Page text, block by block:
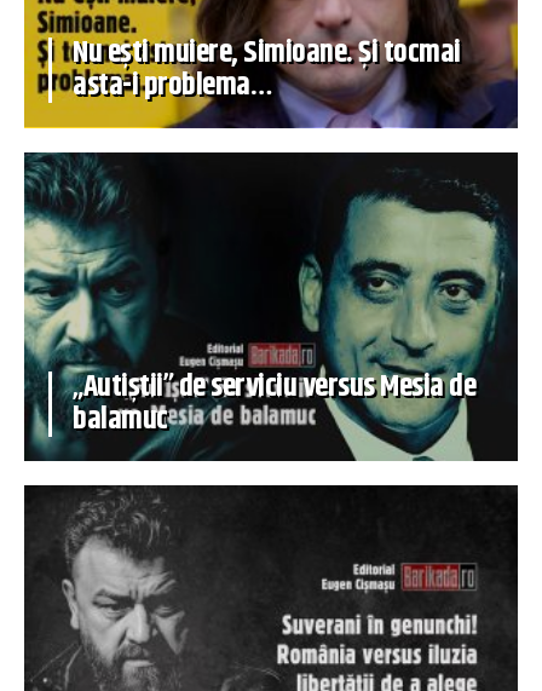
Nu ești muiere, Simioane. Și tocmai
asta-i problema…
„Autiștii” de serviciu versus Mesia de
balamuc